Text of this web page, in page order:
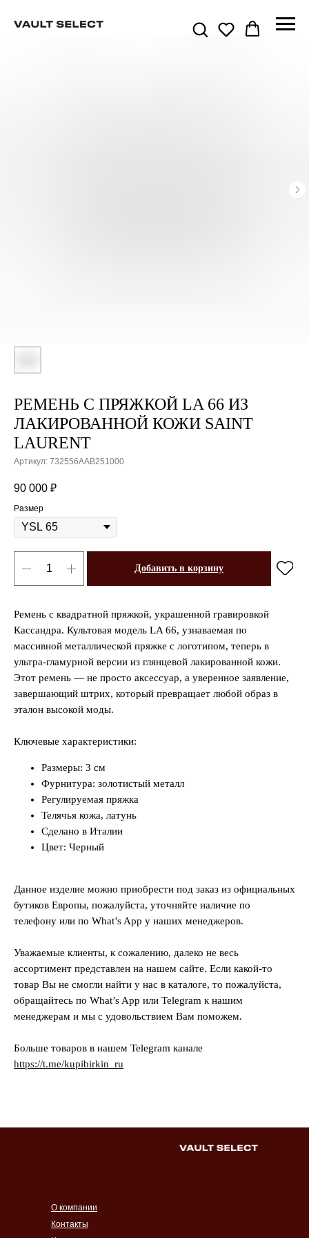
РЕМЕНЬ С ПРЯЖКОЙ LA 66 ИЗ
ЛАКИРОВАННОЙ КОЖИ SAINT
LAURENT
Артикул: 732556AAB251000
90 000 ₽
Размер
Добавить в корзину
Ремень с квадратной пряжкой, украшенной гравировкой
Кассандра. Культовая модель LA 66, узнаваемая по
массивной металлической пряжке с логотипом, теперь в
ультра-гламурной версии из глянцевой лакированной кожи.
Этот ремень — не просто аксессуар, а уверенное заявление,
завершающий штрих, который превращает любой образ в
эталон высокой моды.
Ключевые характеристики:
Размеры: 3 см
Фурнитура: золотистый металл
Регулируемая пряжка
Телячья кожа, латунь
Сделано в Италии
Цвет: Черный
Данное изделие можно приобрести под заказ из официальных
бутиков Европы, пожалуйста, уточняйте наличие по
телефону или по What’s App у наших менеджеров.
Уважаемые клиенты, к сожалению, далеко не весь
ассортимент представлен на нашем сайте. Если какой-то
товар Вы не смогли найти у нас в каталоге, то пожалуйста,
обращайтесь по What’s App или Telegram к нашим
менеджерам и мы с удовольствием Вам поможем.
Больше товаров в нашем Telegram канале
https://t.me/kupibirkin_ru
Контакты
О компании